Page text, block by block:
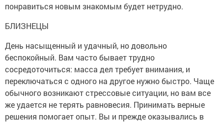
понравиться новым знакомым будет нетрудно.
БЛИЗНЕЦЫ
День насыщенный и удачный, но довольно
беспокойный. Вам часто бывает трудно
сосредоточиться: масса дел требует внимания, и
переключаться с одного на другое нужно быстро. Чаще
обычного возникают стрессовые ситуации, но вам все
же удается не терять равновесия. Принимать верные
решения помогает опыт. Вы и прежде оказывались в